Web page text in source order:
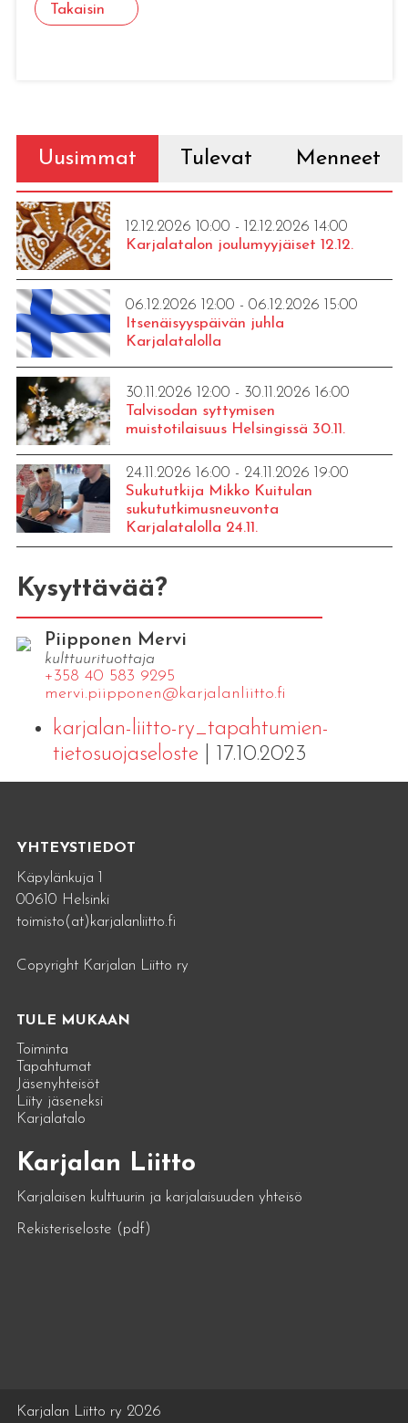
Takaisin
Uusimmat Tulevat Menneet
12.12.2026 10:00 - 12.12.2026 14:00
Karjalatalon joulumyyjäiset 12.12.
06.12.2026 12:00 - 06.12.2026 15:00
Itsenäisyyspäivän juhla
Karjalatalolla
30.11.2026 12:00 - 30.11.2026 16:00
Talvisodan syttymisen
muistotilaisuus Helsingissä 30.11.
24.11.2026 16:00 - 24.11.2026 19:00
Sukututkija Mikko Kuitulan
sukututkimusneuvonta
Karjalatalolla 24.11.
Kysyttävää?
Piipponen Mervi
kulttuurituottaja
+358 40 583 9295
mervi.​piipponen@​kar​jala​nlii​tto.​fi
karjalan-liitto-ry_tapahtumien-
tietosuojaseloste| 17.10.2023
YHTEYSTIEDOT
Käpylänkuja 1
00610 Helsinki
toimisto(at)karjalanliitto.fi
Copyright Karjalan Liitto ry
TULE MUKAAN
Toiminta
Tapahtumat
Jäsenyhteisöt
Liity jäseneksi
Karjalatalo
Karjalan Liitto
Karjalaisen kulttuurin ja karjalaisuuden yhteisö
Rekisteriseloste (pdf)
Karjalan Liitto ry 2026